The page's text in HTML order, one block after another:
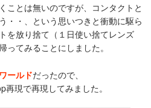
ことは無いのですが、コンタクトと
・・、という思いつきと衝動に駆ら
を放り捨て（１日使い捨てレンズ
ってみることにしました。
ールドだったので、
現で再現してみました。